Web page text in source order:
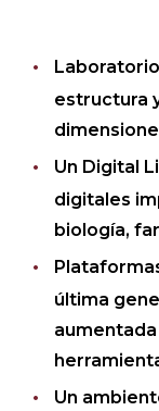
estructura
Un Digital
digitales
biología,
última
Un